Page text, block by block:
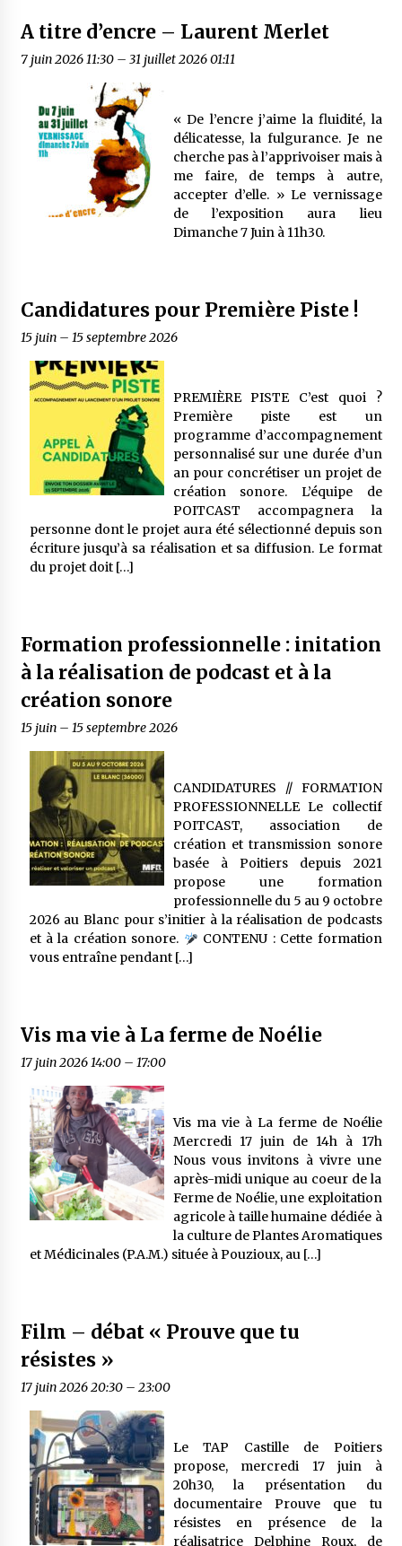
A titre d’encre – Laurent Merlet
7 juin 2026 11:30– 31 juillet 2026 01:11
« De l’encre j’aime la fluidité, la
délicatesse, la fulgurance. Je ne
cherche pas à l’apprivoiser mais à
me faire, de temps à autre,
accepter d’elle. » Le vernissage
de l’exposition aura lieu
Dimanche 7 Juin à 11h30.
Candidatures pour Première Piste !
15 juin– 15 septembre 2026
PREMIÈRE PISTE C’est quoi ?
Première piste est un
programme d’accompagnement
personnalisé sur une durée d’un
an pour concrétiser un projet de
création sonore. L’équipe de
POITCAST accompagnera la
personne dont le projet aura été sélectionné depuis son
écriture jusqu’à sa réalisation et sa diffusion. Le format
du projet doit […]
Formation professionnelle : initation
à la réalisation de podcast et à la
création sonore
15 juin– 15 septembre 2026
CANDIDATURES // FORMATION
PROFESSIONNELLE Le collectif
POITCAST, association de
création et transmission sonore
basée à Poitiers depuis 2021
propose une formation
professionnelle du 5 au 9 octobre
2026 au Blanc pour s’initier à la réalisation de podcasts
et à la création sonore.
CONTENU : Cette formation
vous entraîne pendant […]
Vis ma vie à La ferme de Noélie
17 juin 2026 14:00– 17:00
Vis ma vie à La ferme de Noélie
Mercredi 17 juin de 14h à 17h
Nous vous invitons à vivre une
après-midi unique au coeur de la
Ferme de Noélie, une exploitation
agricole à taille humaine dédiée à
la culture de Plantes Aromatiques
et Médicinales (P.A.M.) située à Pouzioux, au […]
Film – débat « Prouve que tu
résistes »
17 juin 2026 20:30– 23:00
Le TAP Castille de Poitiers
propose, mercredi 17 juin à
20h30, la présentation du
documentaire Prouve que tu
résistes en présence de la
réalisatrice Delphine Roux, de